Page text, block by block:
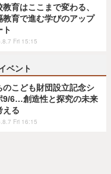
教育はここまで変わる、
教育で進む学びのアップ
ト
Fri 15:15
ベント
のこども財団設立記念シ
9/6…創造性と探究の未来
える
Fri 16:15